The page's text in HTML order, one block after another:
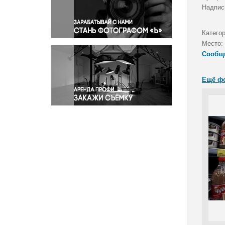
Правосудие
Происшествия и конфликты
Религия
Светская жизнь
Спорт
Экология
Экономика и бизнес
Место:
Ещё